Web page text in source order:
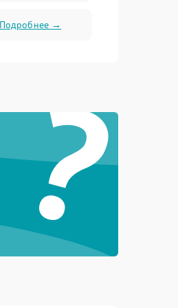
Подробнее →
?